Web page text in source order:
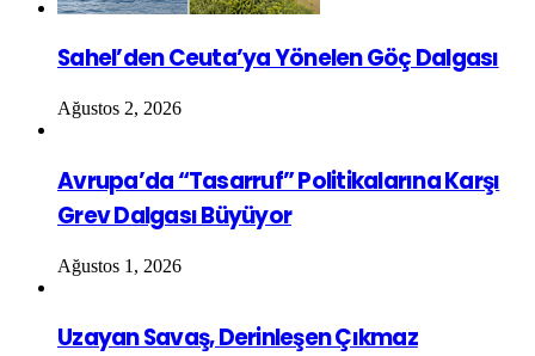
Sahel’den Ceuta’ya Yönelen Göç Dalgası
Ağustos 2, 2026
Avrupa’da “Tasarruf” Politikalarına Karşı
Grev Dalgası Büyüyor
Ağustos 1, 2026
Uzayan Savaş, Derinleşen Çıkmaz